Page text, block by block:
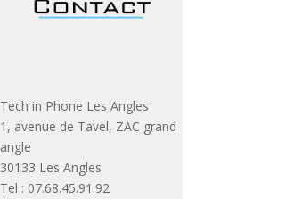
Tech in Phone Les Angles
1, avenue de Tavel, ZAC grand
angle
30133 Les Angles
Tel : 07.68.45.91.92